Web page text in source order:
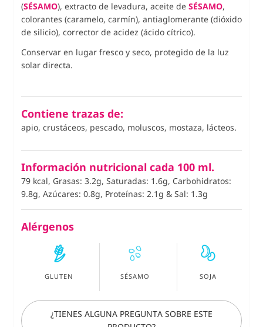
(SÉSAMO), extracto de levadura, aceite de SÉSAMO,
colorantes (caramelo, carmín), antiaglomerante (dióxido
de silicio), corrector de acidez (ácido cítrico).
Conservar en lugar fresco y seco, protegido de la luz
solar directa.
Contiene trazas de:
apio, crustáceos, pescado, moluscos, mostaza, lácteos.
Información nutricional cada 100 ml.
79 kcal, Grasas: 3.2g, Saturadas: 1.6g, Carbohidratos:
9.8g, Azúcares: 0.8g, Proteínas: 2.1g & Sal: 1.3g
Alérgenos
GLUTEN SÉSAMO SOJA
¿TIENES ALGUNA PREGUNTA SOBRE ESTE